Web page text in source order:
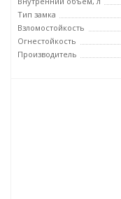
Тип замка
Взломостойкость
Огнестойкость
Производитель